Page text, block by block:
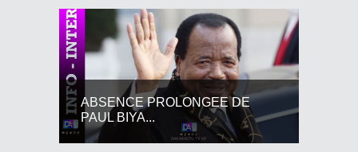
ABSENCE PROLONGEE DE
PAUL BIYA...